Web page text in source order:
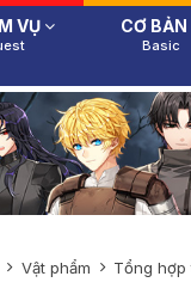
VỤ CƠ BẢN
Basic
Vật phẩm Tổng hợp